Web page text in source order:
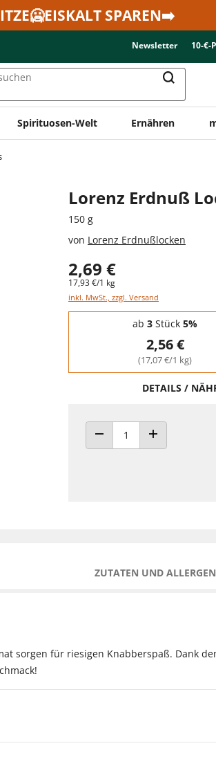
SPAREN➡️
Newsletter 10-€-
Spirituosen-Welt Ernähren
Lorenz Erdnuß
150 g
von Lorenz Erdnußlocken
2,69 €
17,93 €/1 kg
inkl. MwSt., zzgl. Versand
Staffelpreise - Mengenrabatt
ab 3 Stück 5%
2,56 €
(17,07 €/1 kg)
DETAILS /
ANZAHL VERRINGERN
ANZAHL
ZUTATEN UND
sorgen für riesigen Knabberspaß. Dank